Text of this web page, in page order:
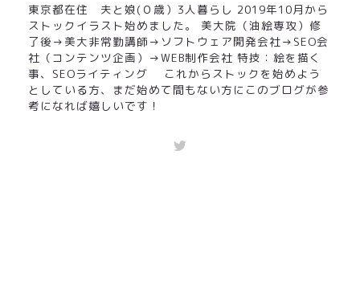
東京都在住 夫と娘(０歳）3人暮らし 2019年10月から
ストックイラスト始めました。 美大院（油絵専攻）修
了後→美大非常勤講師→ソフトウェア開発会社→SEO会
社（コンテンツ企画）→WEB制作会社 特技：絵を描く
事、SEOライティング これからストックを始めよう
としている方、まだ始めて間もない方にこのブログが参
考になれば嬉しいです！